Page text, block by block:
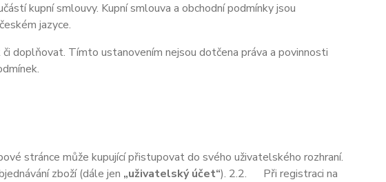
kupní smlouvy. Kupní smlouva a obchodní podmínky jsou
jazyce.
doplňovat. Tímto ustanovením nejsou dotčena práva a povinnosti
stránce může kupující přistupovat do svého uživatelského rozhraní.
zboží (dále jen „uživatelský účet“). 2.2. Při registraci na